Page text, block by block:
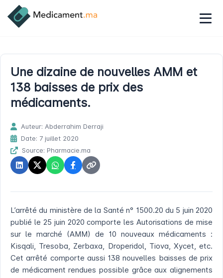
Une dizaine de nouvelles AMM et
138 baisses de prix des
médicaments.
Auteur: Abderrahim Derraji
Date: 7 juillet 2020
Source: Pharmacie.ma
L’arrêté du ministère de la Santé n° 1500.20 du 5 juin 2020
publié le 25 juin 2020 comporte les Autorisations de mise
sur le marché (AMM) de 10 nouveaux médicaments :
Kisqali, Tresoba, Zerbaxa, Droperidol, Tiova, Xycet, etc.
Cet arrêté comporte aussi 138 nouvelles baisses de prix
de médicament rendues possible grâce aux alignements